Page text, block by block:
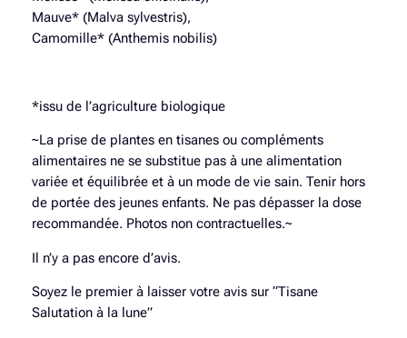
n
à
l
e
Mauve* (Malva sylvestris),
Camomille* (Anthemis nobilis)
*issu de l’agriculture biologique
~La prise de plantes en tisanes ou compléments
alimentaires ne se substitue pas à une alimentation
variée et équilibrée et à un mode de vie sain. Tenir hors
de portée des jeunes enfants. Ne pas dépasser la dose
recommandée. Photos non contractuelles.~
Il n’y a pas encore d’avis.
Soyez le premier à laisser votre avis sur “Tisane
Salutation à la lune”